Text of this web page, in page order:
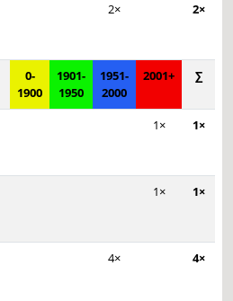
2× 2×
0-
1900
1901-
1950
1951-
2000
2001+ ∑
1× 1×
1× 1×
4× 4×